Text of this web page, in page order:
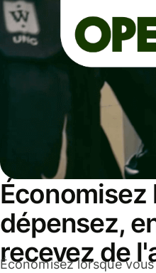
dépensez,
recevez de
Économisez lorsque